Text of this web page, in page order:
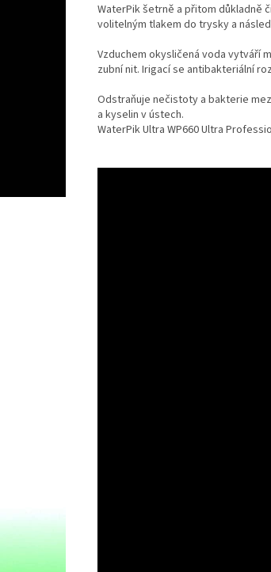
WaterPik šetrně a přitom důkladně
volitelným tlakem do trysky a
Vzduchem okysličená voda vytváří
zubní nit. Irigací se antibakteriální
Odstraňuje nečistoty a bakterie
a kyselin v ústech.
WaterPik Ultra WP660 Ultra